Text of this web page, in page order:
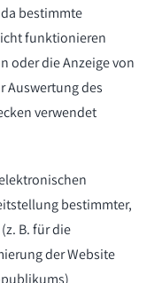
bestimmte
funktionieren
oder die Anzeige von
Auswertung des
verwendet
bestimmter,
B. für die
der Website